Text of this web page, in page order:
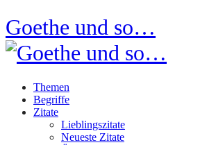
Goethe und so…
Themen
Begriffe
Zitate
Lieblingszitate
Neueste Zitate